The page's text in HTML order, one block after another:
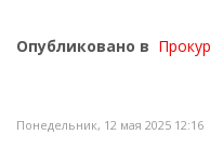
Опубликовано в
Понедельник, 12 мая 2025 12:16